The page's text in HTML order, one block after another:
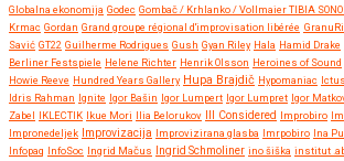
Globalna ekonomija Godec Gombač / Krhlanko / Vollmaier TIBIA
Krmac Gordan Grand groupe régional d'improvisation libérée
Savić GT22 Guilherme Rodrigues Gush Gyan Riley Hala Hamid Drake
Berliner Festspiele Helene Richter Henrik Olsson Heroines of Sound
Howie Reeve Hundred Years Gallery Hupa Brajdič Hypomaniac
Idris Rahman Ignite Igor Bašin Igor Lumpert Igor Lumpret Igor
Zabel IKLECTIK Ikue Mori Ilia Belorukov Ill Considered Improbiro
Impronedeljek
Improvizacija Improvizirana glasba Imrpobiro Ina
Infopaq InfoSoc Ingrid Mačus Ingrid Schmoliner ino šiška institut